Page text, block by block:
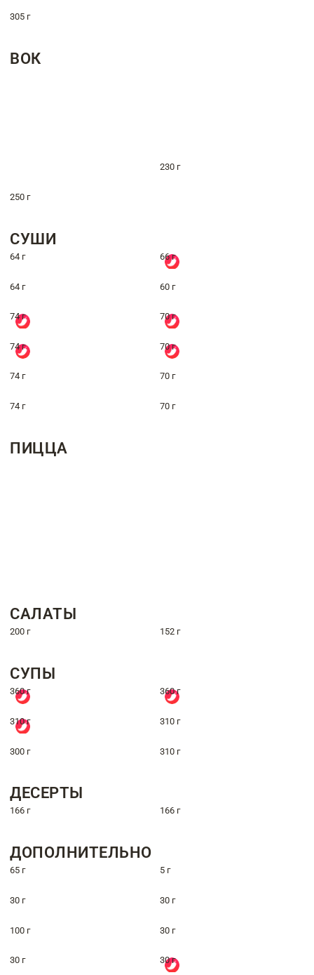
305 г
ВОК
230 г
250 г
СУШИ
64 г 66 г
64 г 60 г
74 г 70 г
74 г 70 г
74 г 70 г
74 г 70 г
ПИЦЦА
САЛАТЫ
200 г 152 г
СУПЫ
360 г 360 г
310 г 310 г
300 г 310 г
ДЕСЕРТЫ
166 г 166 г
ДОПОЛНИТЕЛЬНО
65 г 5 г
30 г 30 г
100 г 30 г
30 г 30 г